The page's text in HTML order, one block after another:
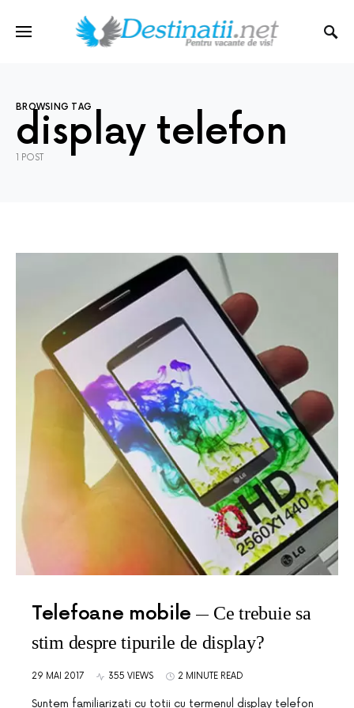
BROWSING TAG
display telefon
1 POST
Telefoane mobile
Ce trebuie sa
stim despre tipurile de display?
29 MAI 2017 355 VIEWS 2 MINUTE READ
Suntem familiarizati cu totii cu termenul display telefon